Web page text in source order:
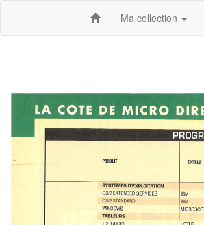
Ma collection